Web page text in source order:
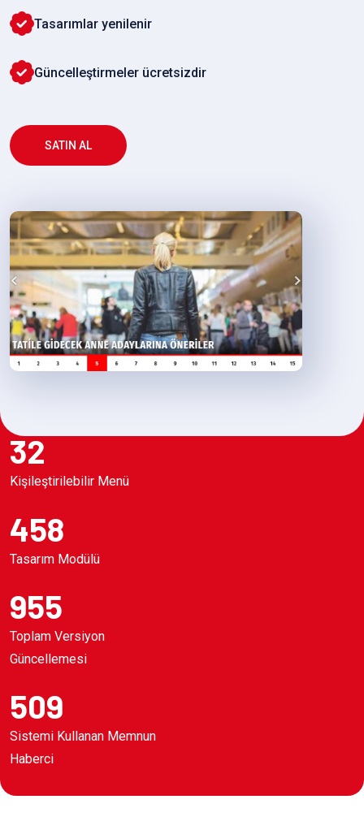
Tasarımlar yenilenir
Güncelleştirmeler ücretsizdir
SATIN AL
32
Kişileştirilebilir Menü
458
Tasarım Modülü
955
Toplam Versiyon
Güncellemesi
509
Sistemi Kullanan Memnun
Haberci